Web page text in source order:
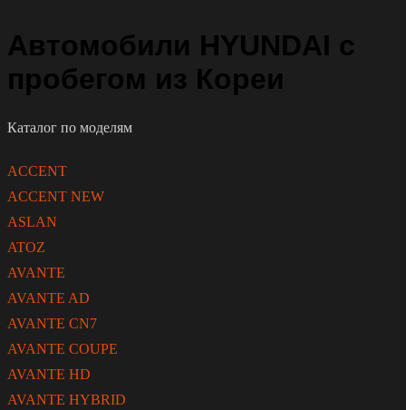
Автомобили HYUNDAI с
пробегом из Кореи
Каталог по моделям
ACCENT
ACCENT NEW
ASLAN
ATOZ
AVANTE
AVANTE AD
AVANTE CN7
AVANTE COUPE
AVANTE HD
AVANTE HYBRID